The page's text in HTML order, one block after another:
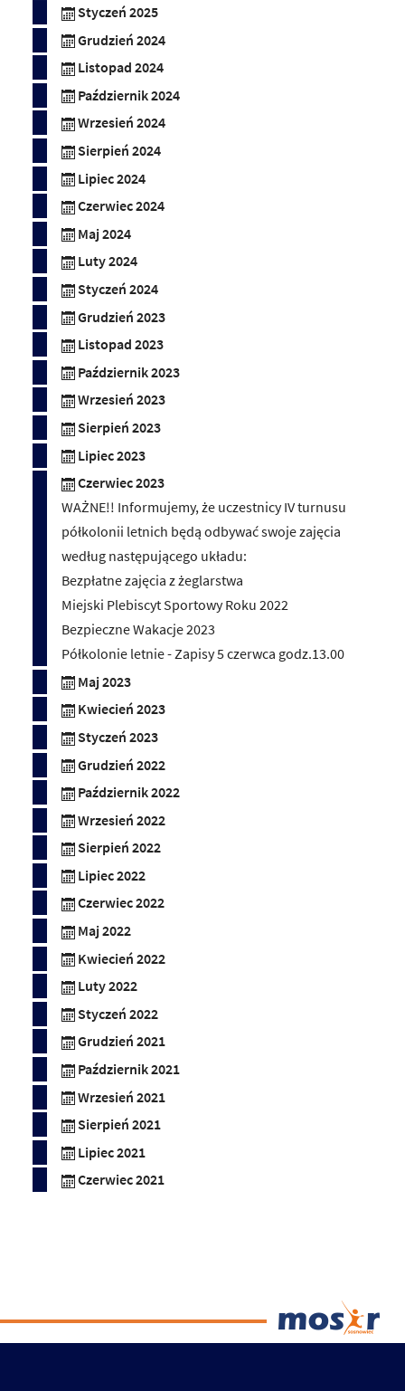
Styczeń 2025
Grudzień 2024
Listopad 2024
Październik 2024
Wrzesień 2024
Sierpień 2024
Lipiec 2024
Czerwiec 2024
Maj 2024
Luty 2024
Styczeń 2024
Grudzień 2023
Listopad 2023
Październik 2023
Wrzesień 2023
Sierpień 2023
Lipiec 2023
Czerwiec 2023
WAŻNE!! Informujemy, że uczestnicy IV turnusu
półkolonii letnich będą odbywać swoje zajęcia
według następującego układu:
Bezpłatne zajęcia z żeglarstwa
Miejski Plebiscyt Sportowy Roku 2022
Bezpieczne Wakacje 2023
Półkolonie letnie - Zapisy 5 czerwca godz.13.00
Maj 2023
Kwiecień 2023
Styczeń 2023
Grudzień 2022
Październik 2022
Wrzesień 2022
Sierpień 2022
Lipiec 2022
Czerwiec 2022
Maj 2022
Kwiecień 2022
Luty 2022
Styczeń 2022
Grudzień 2021
Październik 2021
Wrzesień 2021
Sierpień 2021
Lipiec 2021
Czerwiec 2021